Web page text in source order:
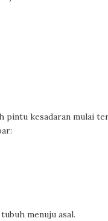
kesadaran mulai
menuju asal.